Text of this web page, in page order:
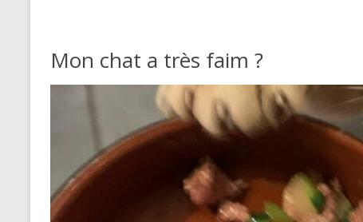
Mon chat a très faim ?